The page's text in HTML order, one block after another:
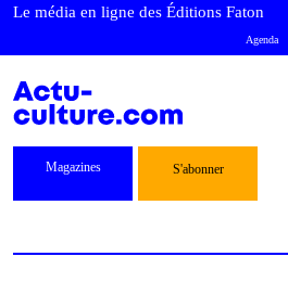
Le média en ligne des Éditions Faton
Agenda
Magazines S'abonner